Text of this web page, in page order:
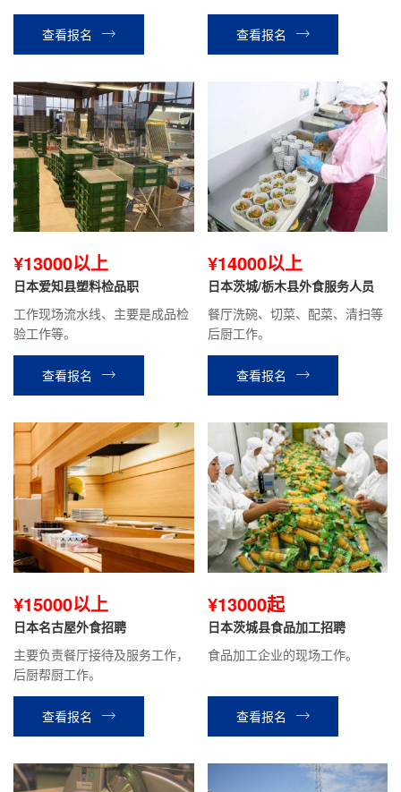
查看报名
整理床铺，打扫卫生，送餐等工
作）。查看报名
¥13000以上
日本爱知县塑料检品职
工作现场流水线、主要是成品检
验工作等。
查看报名
¥14000以上
日本茨城/栃木县外食服务人员
餐厅洗碗、切菜、配菜、清扫等
后厨工作。
查看报名
¥15000以上
日本名古屋外食招聘
主要负责餐厅接待及服务工作，
后厨帮厨工作。
查看报名
¥13000起
日本茨城县食品加工招聘
食品加工企业的现场工作。
查看报名